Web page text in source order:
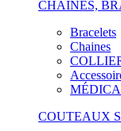
CHAINES,
Bracelets
Chaines
COUTEAUX